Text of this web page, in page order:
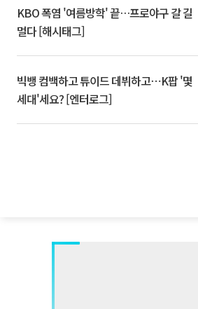
KBO 폭염 '여름방학' 끝…프로야구 갈 길
멀다 [해시태그]
빅뱅 컴백하고 튜이드 데뷔하고⋯K팝 '몇
세대'세요? [엔터로그]